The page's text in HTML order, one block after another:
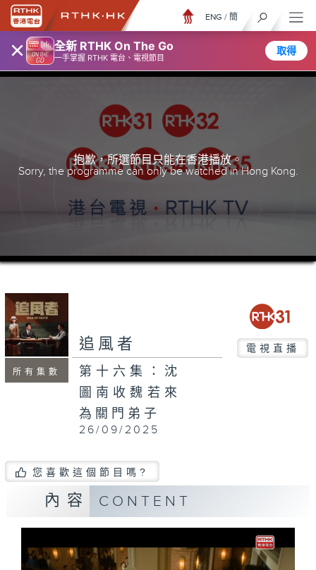
× 全新 RTHK On The Go
一手掌握 RTHK 電台、電視節目
取得
ENG / 簡
抱歉，所選節目只能在香港播放。
Sorry, the programme can only be watched in Hong Kong.
所有集數
追風者 電視直播
第十六集：沈
圖南收魏若來
為關門弟子
26/09/2025
您喜歡這個節目嗎?
內容 CONTENT